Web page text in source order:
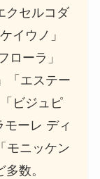
クセルコダ
イウノ」
ローラ」
「エステー
ビジュピ
ーレ ディ
モニッケン
数。